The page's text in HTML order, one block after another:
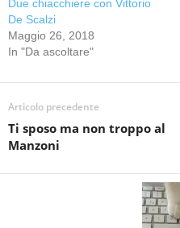
Due chiacchiere con Vittorio
De Scalzi
Maggio 26, 2018
In "Da ascoltare"
Articolo precedente
Ti sposo ma non troppo al
Manzoni